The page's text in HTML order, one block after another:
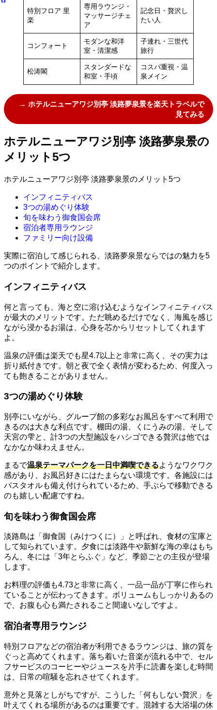
特別フロア 里
楽
専用ラウンジ・
マッサージチェ
ア
記念日・贅沢し
たい人
コンフォート
モダンな和洋
室・清潔感
子連れ・三世代
旅行
松涛閣
スタンダードな
和室・手頃
コスパ重視・温
泉メイン
→ ホテルニューアワジ別亭 淡路夢泉景を楽天トラベルで
見てみる
ホテルニューアワジ別亭 淡路夢泉景の
メリット5つ
ホテルニューアワジ別亭 淡路夢泉景のメリット5つ
インフィニティバス
3つの湯めぐり体験
旬を味わう御食国会席
宿泊者専用ラウンジ
ファミリー向け設備
実際に宿泊して感じられる、淡路夢泉景ならではの魅力を5
つのポイントで紹介します。
インフィニティバス
何と言っても、海と空に溶け込むようなインフィニティバス
が最大のメリットです。ただ眺めるだけでなく、海風を感じ
ながら浸かるお湯は、心身を芯からリセットしてくれます
よ。
温泉の評価は楽天でも星4.7以上と非常に高く、その実力は
折り紙付きです。朝と夜で全く表情が変わるため、何度入っ
ても飽きることがありません。
3つの湯めぐり体験
別亭にいながら、グループ館の多彩なお風呂をすべて利用で
きるのは大きな利点です。棚田の湯、くにうみの湯、そして
天宮の雫と、計3つの大型施設をハシゴできる贅沢は他では
なかなか味わえません。
まるで温泉テーマパークを一日中満喫できるようなワクワク
感があり、お風呂好きにはたまらない環境です。各施設には
バスタオルも備え付けられているため、手ぶらで移動できる
のも嬉しい配慮ですね。
旬を味わう御食国会席
淡路島は「御食国（みけつくに）」と呼ばれ、食材の宝庫と
して知られています。夕食には淡路牛や新鮮な海の幸はもち
ろん、冬には「3年とらふぐ」など、季節ごとの主役が登場
します。
お料理の評価も4.73と非常に高く、一品一品が丁寧に作られ
ていることが伝わってきます。ボリュームもしっかりあるの
で、お腹も心も満たされること間違いなしですよ。
宿泊者専用ラウンジ
特別フロアなどの宿泊者が利用できるラウンジは、旅の質を
ぐっと高めてくれます。落ち着いた音楽が流れる中で、セル
フサービスのコーヒーやジュースを片手に読書を楽しむ時間
は、日常の喧騒を忘れさせてくれます。
意外と見落としがちですが、こうした「何もしない贅沢」を
叶えてくれる場所があるのは重要です。混雑する大浴場の休